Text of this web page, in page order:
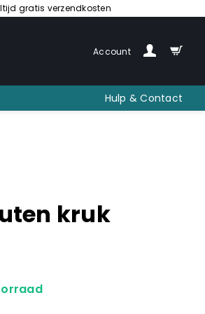
gratis verzendkosten
Account
Hulp & Contact
kruk